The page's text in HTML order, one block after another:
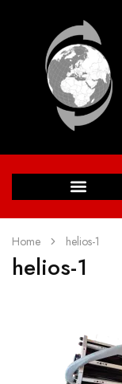
Home helios-1
helios-1